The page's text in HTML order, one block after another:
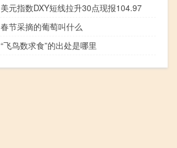
美元指数DXY短线拉升30点现报104.97
春节采摘的葡萄叫什么
“飞鸟数求食”的出处是哪里